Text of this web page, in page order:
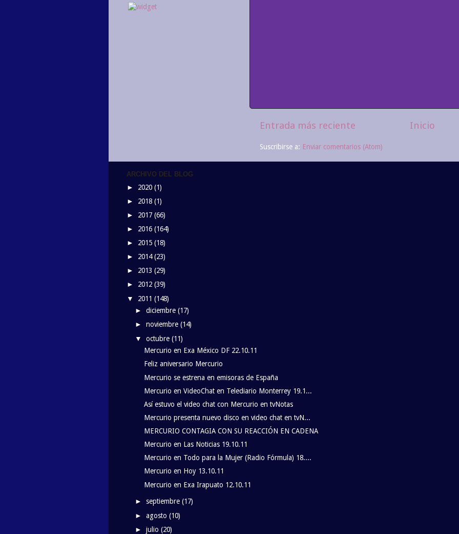
Entrada más reciente Inicio
Suscribirse a: Enviar comentarios (Atom)
ARCHIVO DEL BLOG
► 2020 (1)
► 2018 (1)
► 2017 (66)
► 2016 (164)
► 2015 (18)
► 2014(23)
► 2013 (29)
► 2012 (39)
▼ 2011 (148)
►diciembre(17)
►noviembre(14)
▼octubre(11)
Mercurio en Exa México DF 22.10.11
Feliz aniversario Mercurio
Mercurio se estrena en emisoras de España
Mercurio en VideoChat en Telediario Monterrey 19.1...
Así estuvo el video chat con Mercurio en tvNotas
Mercurio presenta nuevo disco en video chat en tvN...
MERCURIO CONTAGIA CON SU REACCIÓN EN CADENA
Mercurio en Las Noticias 19.10.11
Mercurio en Todo para la Mujer (Radio Fórmula) 18....
Mercurio en Hoy 13.10.11
Mercurio en Exa Irapuato 12.10.11
►septiembre(17)
►agosto(10)
►julio(20)